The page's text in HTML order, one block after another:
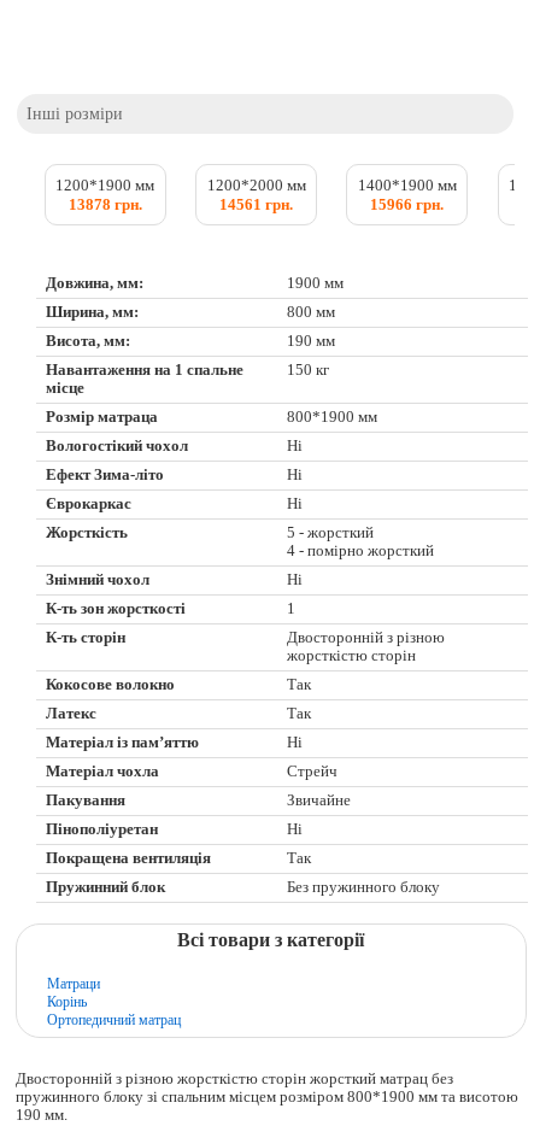
Інші розміри
1200*1900 мм
13878 грн.
1200*2000 мм
14561 грн.
1400*1900 мм
15966 грн.
Довжина, мм:
1900 мм
Ширина, мм:
800 мм
Висота, мм:
190 мм
Навантаження на 1 спальне
місце
150 кг
Розмір матраца
800*1900 мм
Вологостікий чохол
Ні
Ефект Зима-літо
Ні
Єврокаркас
Ні
Жорсткість
5 - жорсткий
4 - помірно жорсткий
Знімний чохол
Ні
К-ть зон жорсткості
1
К-ть сторін
Двосторонній з різною
жорсткістю сторін
Кокосове волокно
Так
Латекс
Так
Матеріал із пам’яттю
Ні
Матеріал чохла
Стрейч
Пакування
Звичайне
Пінополіуретан
Ні
Покращена вентиляція
Так
Пружинний блок
Без пружинного блоку
Всі товари з категорії
Матраци
Корінь
Ортопедичний матрац
Двосторонній з різною жорсткістю сторін жорсткий матрац без
пружинного блоку зі спальним місцем розміром 800*1900 мм та висотою
190 мм.